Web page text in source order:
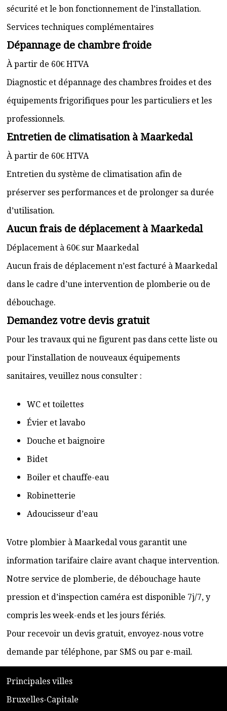
sécurité et le bon fonctionnement de l’installation.
Services techniques complémentaires
Dépannage de chambre froide
À partir de 60€ HTVA
Diagnostic et dépannage des chambres froides et des
équipements frigorifiques pour les particuliers et les
professionnels.
Entretien de climatisation à Maarkedal
À partir de 60€ HTVA
Entretien du système de climatisation afin de
préserver ses performances et de prolonger sa durée
d’utilisation.
Aucun frais de déplacement à Maarkedal
Déplacement à 60€ sur Maarkedal
Aucun frais de déplacement n’est facturé à Maarkedal
dans le cadre d’une intervention de plomberie ou de
débouchage.
Demandez votre devis gratuit
Pour les travaux qui ne figurent pas dans cette liste ou
pour l’installation de nouveaux équipements
sanitaires, veuillez nous consulter :
WC et toilettes
Évier et lavabo
Douche et baignoire
Bidet
Boiler et chauffe-eau
Robinetterie
Adoucisseur d’eau
Votre plombier à Maarkedal vous garantit une
information tarifaire claire avant chaque intervention.
Notre service de plomberie, de débouchage haute
pression et d’inspection caméra est disponible 7j/7, y
compris les week-ends et les jours fériés.
Pour recevoir un devis gratuit, envoyez-nous votre
demande par téléphone, par SMS ou par e-mail.
​Principales villes
​Bruxelles-Capitale